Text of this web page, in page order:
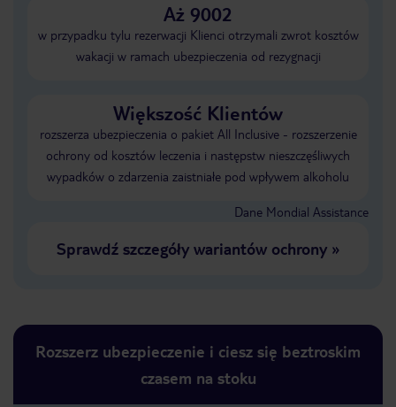
Aż 9002
w przypadku tylu rezerwacji Klienci otrzymali zwrot kosztów
wakacji w ramach ubezpieczenia od rezygnacji
Większość Klientów
rozszerza ubezpieczenia o pakiet All Inclusive - rozszerzenie
ochrony od kosztów leczenia i następstw nieszczęśliwych
wypadków o zdarzenia zaistniałe pod wpływem alkoholu
Dane Mondial Assistance
Sprawdź szczegóły wariantów ochrony»
Rozszerz ubezpieczenie i ciesz się beztroskim
czasem na stoku